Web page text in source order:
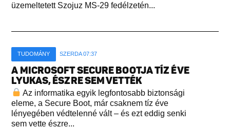
üzemeltetett Szojuz MS-29 fedélzetén...
TUDOMÁNY SZERDA 07:37
A MICROSOFT SECURE BOOTJA TÍZ ÉVE
LYUKAS, ÉSZRE SEM VETTÉK
Az informatika egyik legfontosabb biztonsági
eleme, a Secure Boot, már csaknem tíz éve
lényegében védtelenné vált – és ezt eddig senki
sem vette észre...